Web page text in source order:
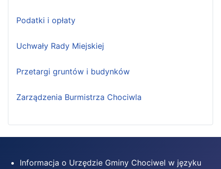
Podatki i opłaty
Uchwały Rady Miejskiej
Przetargi gruntów i budynków
Zarządzenia Burmistrza Chociwla
Informacja o Urzędzie Gminy Chociwel w języku